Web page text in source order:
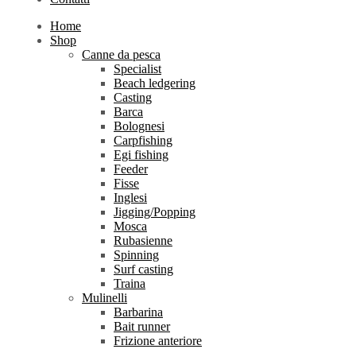
Home
Shop
Canne da pesca
Specialist
Beach ledgering
Casting
Barca
Bolognesi
Carpfishing
Egi fishing
Feeder
Fisse
Inglesi
Jigging/Popping
Mosca
Rubasienne
Spinning
Surf casting
Traina
Mulinelli
Barbarina
Bait runner
Frizione anteriore